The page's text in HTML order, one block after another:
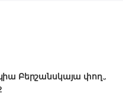
Բերշանսկայա փող.,